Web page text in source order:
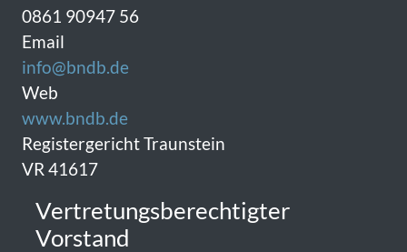
0861 90947 56
Email
info@bndb.de
Web
www.bndb.de
Registergericht Traunstein
VR 41617
Vertretungsberechtigter
Vorstand